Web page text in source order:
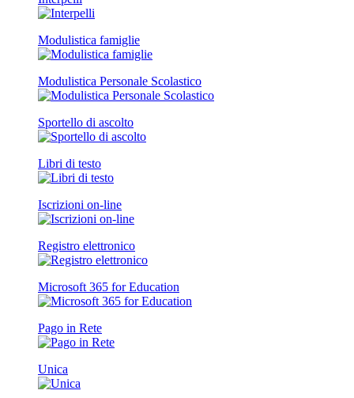
Modulistica famiglie
Modulistica Personale Scolastico
Sportello di ascolto
Libri di testo
Iscrizioni on-line
Registro elettronico
Microsoft 365 for Education
Pago in Rete
Unica